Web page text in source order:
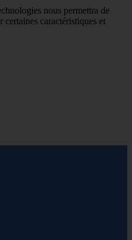
nous permettra de
caractéristiques et